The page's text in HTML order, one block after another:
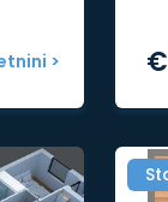
> €